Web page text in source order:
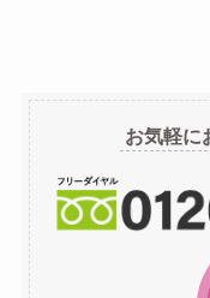
イ
ブ
お気軽に